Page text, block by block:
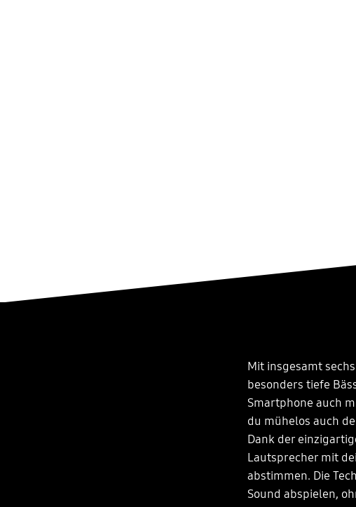
Mit insgesamt
besonders tiefe
Smartphone auch
du mühelos auch
Dank der
Lautsprecher mit
abstimmen. Die
Sound abspielen,